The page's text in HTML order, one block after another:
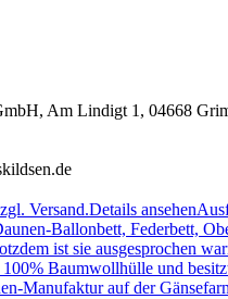
Am Lindigt 1, 04668
Versand.Details ansehen